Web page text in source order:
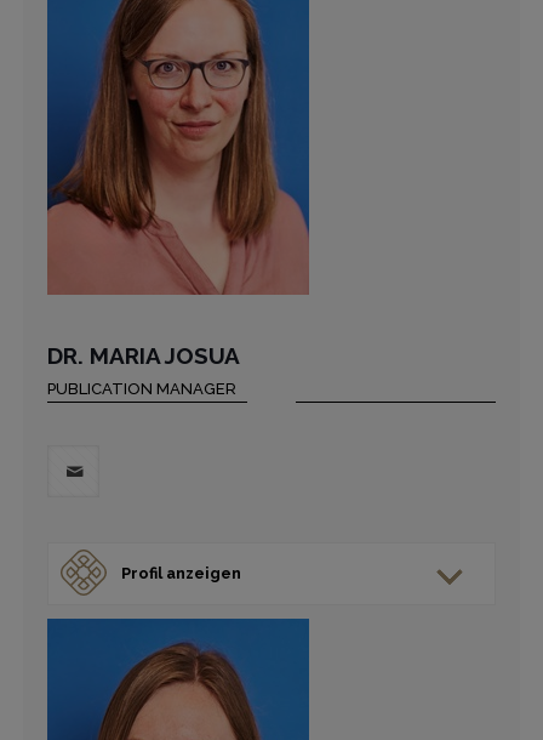
DR. MARIA JOSUA
PUBLICATION MANAGER
Profil anzeigen